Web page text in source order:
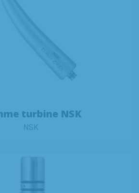
turbine NSK
NSK